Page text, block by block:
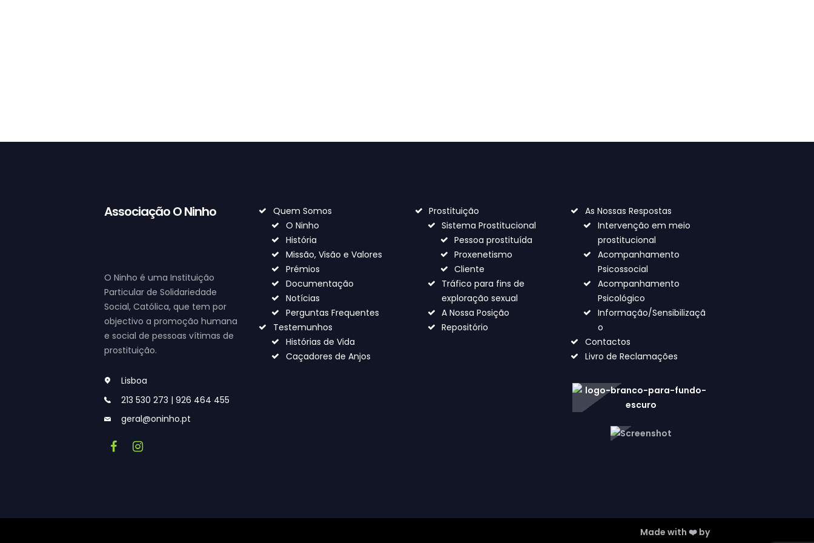
Associação O Ninho
O Ninho é uma Instituição
Particular de Solidariedade
Social, Católica, que tem por
objectivo a promoção humana
e social de pessoas vítimas de
prostituição.
Lisboa
213 530 273 | 926 464 455
geral@oninho.pt
Quem Somos
O Ninho
História
Missão, Visão e Valores
Prémios
Documentação
Notícias
Perguntas Frequentes
Testemunhos
Histórias de Vida
Caçadores de Anjos
Prostituição
Sistema Prostitucional
Pessoa prostituída
Proxenetismo
Cliente
Tráfico para fins de
exploração sexual
A Nossa Posição
Repositório
As Nossas Respostas
Intervenção em meio
prostitucional
Acompanhamento
Psicossocial
Acompanhamento
Psicológico
Informação/Sensibilizaçã
o
Contactos
Livro de Reclamações
Made with ❤️ by